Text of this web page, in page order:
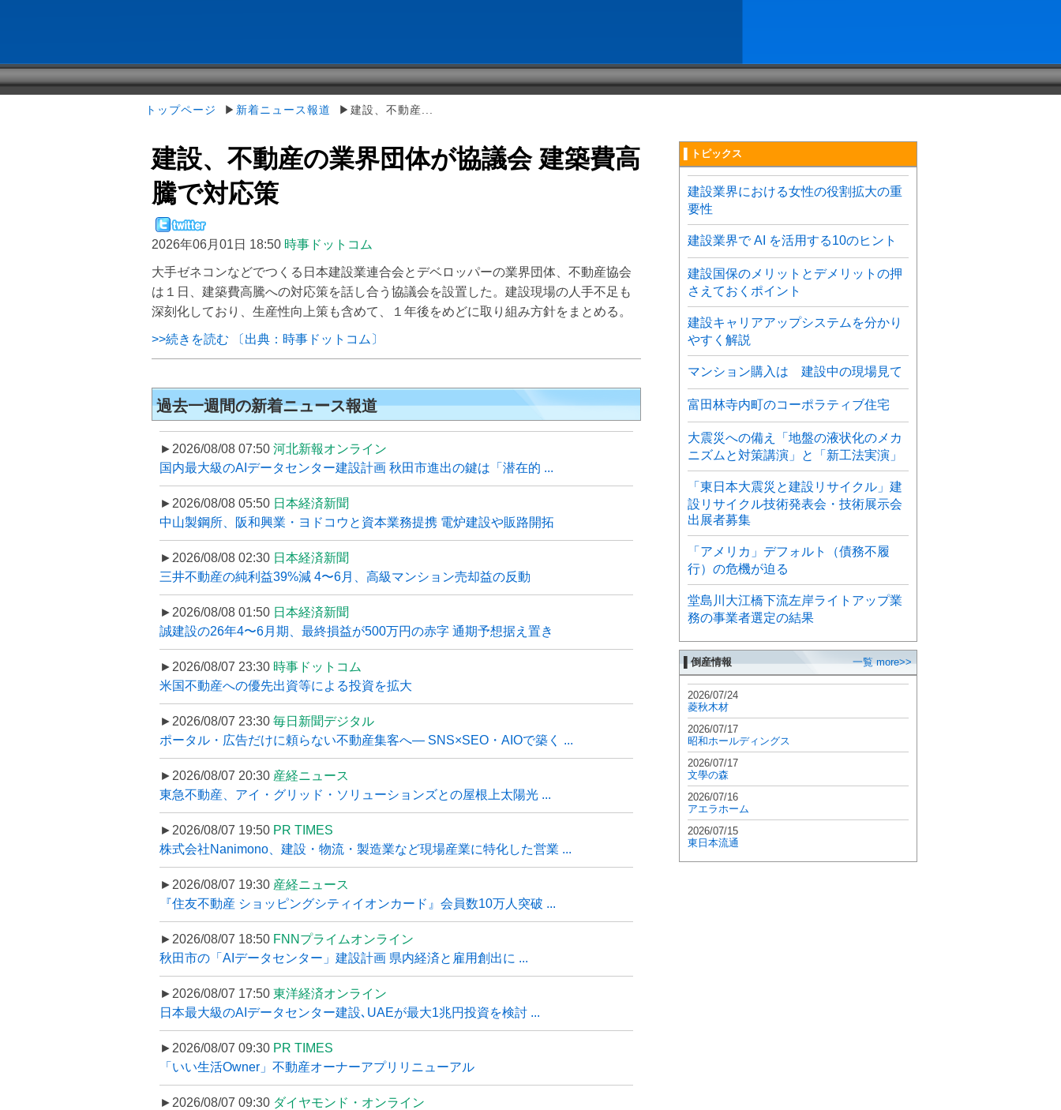
トップページ ▶ 新着ニュース報道 ▶建設、不動産...
建設、不動産の業界団体が協議会 建築費高
騰で対応策
2026年06月01日 18:50 時事ドットコム
大手ゼネコンなどでつくる日本建設業連合会とデベロッパーの業界団体、不動産協会
は１日、建築費高騰への対応策を話し合う協議会を設置した。建設現場の人手不足も
深刻化しており、生産性向上策も含めて、１年後をめどに取り組み方針をまとめる。
>>続きを読む 〔出典：時事ドットコム〕
過去一週間の新着ニュース報道
►2026/08/08 07:50 河北新報オンライン
国内最大級のAIデータセンター建設計画 秋田市進出の鍵は「潜在的 ...
►2026/08/08 05:50 日本経済新聞
中山製鋼所、阪和興業・ヨドコウと資本業務提携 電炉建設や販路開拓
►2026/08/08 02:30 日本経済新聞
三井不動産の純利益39%減 4〜6月、高級マンション売却益の反動
►2026/08/08 01:50 日本経済新聞
誠建設の26年4〜6月期、最終損益が500万円の赤字 通期予想据え置き
►2026/08/07 23:30 時事ドットコム
米国不動産への優先出資等による投資を拡大
►2026/08/07 23:30 毎日新聞デジタル
ポータル・広告だけに頼らない不動産集客へ― SNS×SEO・AIOで築く ...
►2026/08/07 20:30 産経ニュース
東急不動産、アイ・グリッド・ソリューションズとの屋根上太陽光 ...
►2026/08/07 19:50 PR TIMES
株式会社Nanimono、建設・物流・製造業など現場産業に特化した営業 ...
►2026/08/07 19:30 産経ニュース
『住友不動産 ショッピングシティイオンカード』会員数10万人突破 ...
►2026/08/07 18:50 FNNプライムオンライン
秋田市の「AIデータセンター」建設計画 県内経済と雇用創出に ...
►2026/08/07 17:50 東洋経済オンライン
日本最大級のAIデータセンター建設､UAEが最大1兆円投資を検討 ...
►2026/08/07 09:30 PR TIMES
「いい生活Owner」不動産オーナーアプリリニューアル
►2026/08/07 09:30 ダイヤモンド・オンライン
▌トピックス
建設業界における女性の役割拡大の重
要性
建設業界で AI を活用する10のヒント
建設国保のメリットとデメリットの押
さえておくポイント
建設キャリアアップシステムを分かり
やすく解説
マンション購入は 建設中の現場見て
富田林寺内町のコーポラティブ住宅
大震災への備え「地盤の液状化のメカ
ニズムと対策講演」と「新工法実演」
「東日本大震災と建設リサイクル」建
設リサイクル技術発表会・技術展示会
出展者募集
「アメリカ」デフォルト（債務不履
行）の危機が迫る
堂島川大江橋下流左岸ライトアップ業
務の事業者選定の結果
▌倒産情報 一覧 more>>
2026/07/24
菱秋木材
2026/07/17
昭和ホールディングス
2026/07/17
文學の森
2026/07/16
アエラホーム
2026/07/15
東日本流通